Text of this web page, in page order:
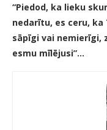
“Piedod, ka lieku
nedarītu, es ceru, ka
sāpīgi vai nemierīgi,
esmu mīlējusi”…